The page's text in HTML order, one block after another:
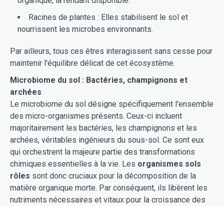
Racines de plantes : Elles stabilisent le sol et
nourrissent les microbes environnants.
Par ailleurs, tous ces êtres interagissent sans cesse pour
maintenir l'équilibre délicat de cet écosystème.
Microbiome du sol : Bactéries, champignons et
archées
Le microbiome du sol désigne spécifiquement l'ensemble
des micro-organismes présents. Ceux-ci incluent
majoritairement les bactéries, les champignons et les
archées, véritables ingénieurs du sous-sol. Ce sont eux
qui orchestrent la majeure partie des transformations
chimiques essentielles à la vie. Les organismes sols
rôles sont donc cruciaux pour la décomposition de la
matière organique morte. Par conséquent, ils libèrent les
nutriments nécessaires et vitaux pour la croissance des